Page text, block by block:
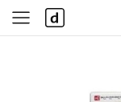
사
이
다
나
와